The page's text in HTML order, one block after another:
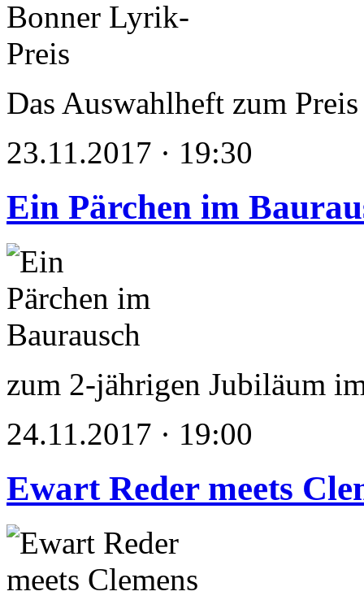
Das Auswahlheft zum
23.11.2017 · 19:30
Ein Pärchen im
zum 2-jährigen Jubiläum
24.11.2017 · 19:00
Ewart Reder meets